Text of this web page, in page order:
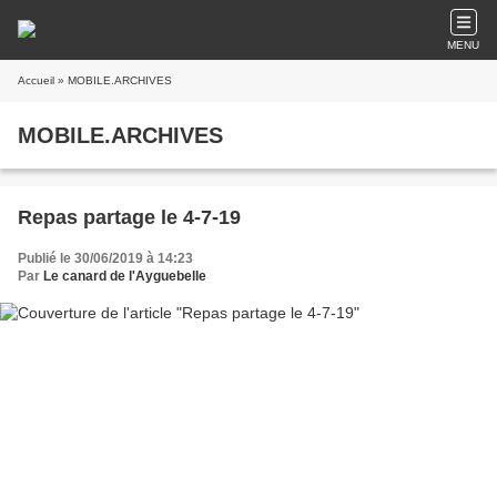
MENU
Accueil » MOBILE.ARCHIVES
MOBILE.ARCHIVES
Repas partage le 4-7-19
Publié le 30/06/2019 à 14:23
Par Le canard de l'Ayguebelle